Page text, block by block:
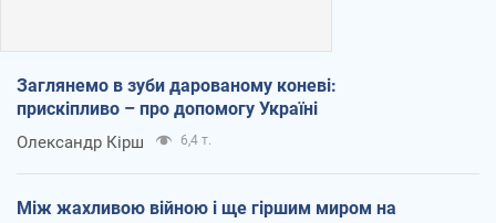
Заглянемо в зуби дарованому коневі:
прискіпливо – про допомогу Україні
Олександр Кірш 6,4 т.
Між жахливою війною і ще гіршим миром на